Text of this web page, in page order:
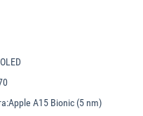
Apple A15 Bionic (5 nm)